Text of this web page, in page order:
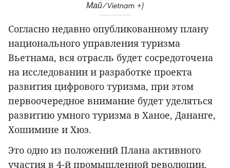
Май/Vietnam +)
Согласно недавно опубликованному плану
национального управления туризма
Вьетнама, вся отрасль будет сосредоточена
на исследовании и разработке проекта
развития цифрового туризма, при этом
первоочередное внимание будет уделяться
развитию умного туризма в Ханое, Дананге,
Хошимине и Хюэ.
Это одно из положений Плана активного
участия в 4-й промышленной революции,